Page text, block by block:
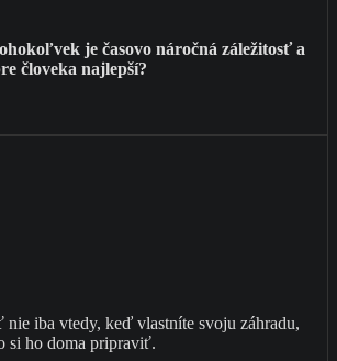
je časovo náročná záležitosť a
človeka najlepší?
iba vtedy, keď vlastníte svoju záhradu,
si ho doma pripraviť.